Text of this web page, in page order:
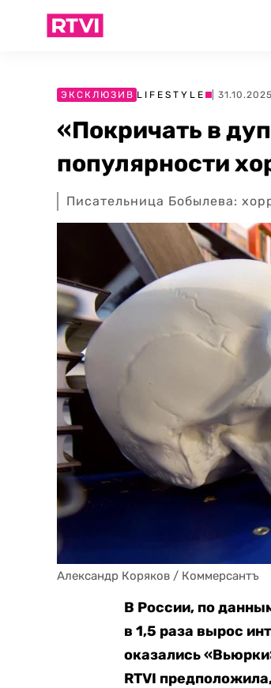
ЭКСКЛЮЗИВ LIFESTYLE |
«Покричать в
популярности
Писательница Бобылева:
Александр Коряков / Коммерсантъ
В России, по
в 1,5 раза вырос
оказались
RTVI